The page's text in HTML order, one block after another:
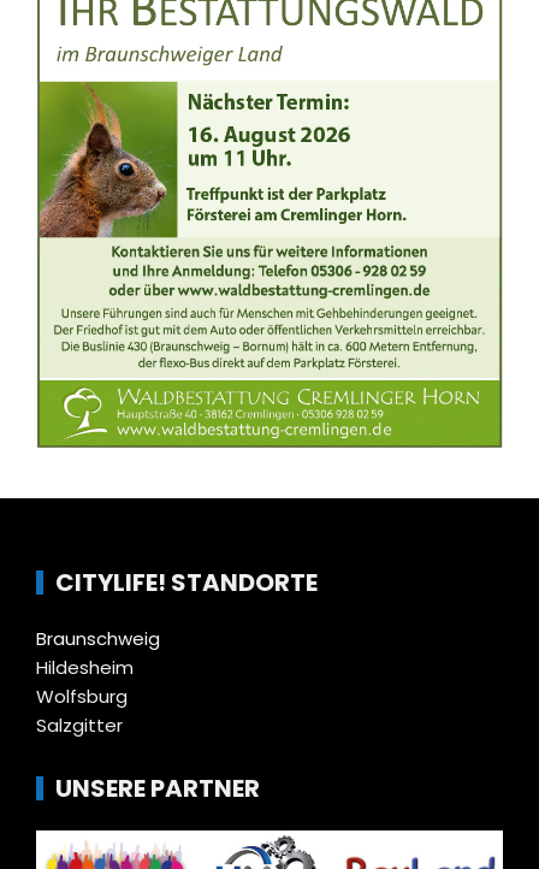
CITYLIFE! STANDORTE
Braunschweig
Hildesheim
Wolfsburg
Salzgitter
UNSERE PARTNER